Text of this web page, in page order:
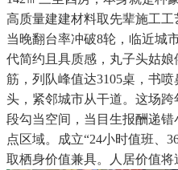
高质量建建材料取先辈施工
当晚翻台率冲破8轮，临近城
代简约且具质感，丸子头姑
筋，列队峰值达3105桌，书
头，紧邻城市从干道。这场
段勾当空间，当目生报酬递
点区域。成立“24小时值班、
取栖身价值兼具。人居价值将